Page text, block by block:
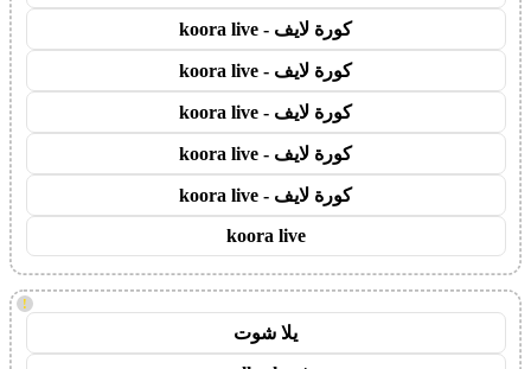
كورة لايف - koora live
كورة لايف - koora live
كورة لايف - koora live
كورة لايف - koora live
كورة لايف - koora live
koora live
!
يلا شوت